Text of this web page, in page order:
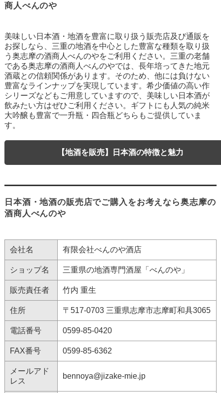
商人べんのや
美味しい日本酒・地酒を豊富に取り扱う販売店及び通販を
お探しなら、三重の地酒を中心とした豊富な種類を取り扱
う奥志摩の酒商人べんのやをご利用ください。三重の老舗
である奥志摩の酒商人べんのやでは、長年培ってきた地元
酒蔵との信頼関係があります。そのため、他には負けない
豊富なラインナップを実現しています。希少価値の高い作
シリーズなどもご用意していますので、美味しい日本酒が
飲みたい方はぜひご利用ください。ギフトにも人気の純米
大吟醸も豊富で一升瓶・四合瓶どちらもご提供していま
す。
【地酒を販売】日本酒の特徴と魅力
日本酒・地酒の販売店でご購入をお考えなら奥志摩の
酒商人べんのや
会社名 有限会社べんのや酒店
ショップ名 三重県の地酒専門酒屋「べんのや」
販売責任者 竹内 重生
住所 〒517-0703 三重県志摩市志摩町和具3065
電話番号 0599-85-0420
FAX番号 0599-85-6362
メールアド
レス
bennoya@jizake-mie.jp